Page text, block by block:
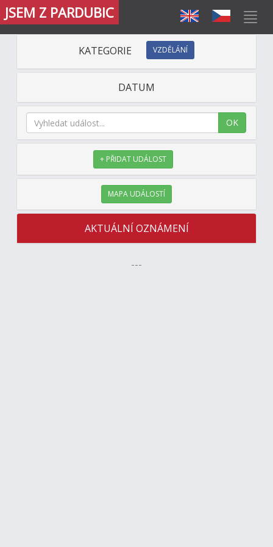
JSEM Z PARDUBIC
KATEGORIE VZDĚLÁNÍ
DATUM
OK
+ PŘIDAT UDÁLOST
MAPA UDÁLOSTÍ
AKTUÁLNÍ OZNÁMENÍ
---